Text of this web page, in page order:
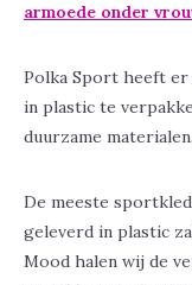
armoede onder
Polka Sport heeft
in plastic te
duurzame materialen.
De meeste
geleverd in plastic
Mood halen wij de